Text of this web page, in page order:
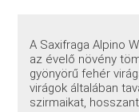
A Saxifraga Alpino
az évelő növény
gyönyörű fehér
virágok általában
szirmaikat,